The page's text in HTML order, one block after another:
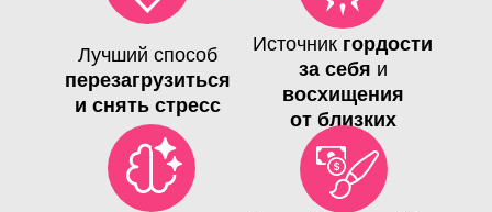
Лучший способ
перезагрузиться
и снять стресс
Источник гордости
за себя и
восхищения
от близких